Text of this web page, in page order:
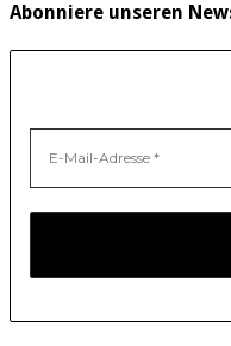
Abonniere unseren